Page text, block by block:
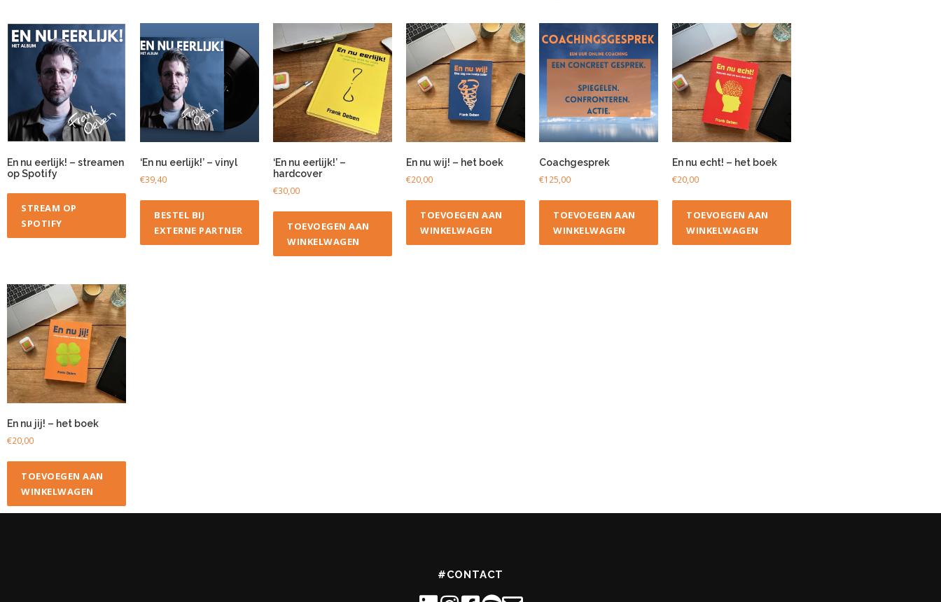
En nu eerlijk! – streamen
op Spotify
STREAM OP
SPOTIFY
‘En nu eerlijk!’ – vinyl
€39,40
BESTEL BIJ
EXTERNE PARTNER
‘En nu eerlijk!’ –
hardcover
€30,00
TOEVOEGEN AAN
WINKELWAGEN
En nu wij! – het boek
€20,00
TOEVOEGEN AAN
WINKELWAGEN
Coachgesprek
€125,00
TOEVOEGEN AAN
WINKELWAGEN
En nu echt! – het boek
€20,00
TOEVOEGEN AAN
WINKELWAGEN
En nu jij! – het boek
€20,00
TOEVOEGEN AAN
WINKELWAGEN
#CONTACT